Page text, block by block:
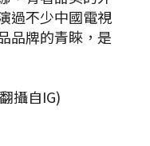
過不少中國電視
品牌的青睞，是
攝自IG)